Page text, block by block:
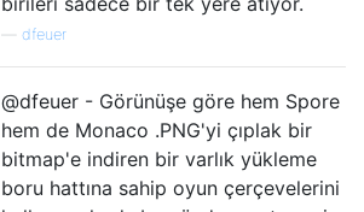
dfeuer
@dfeuer - Görünüşe göre hem Spore
hem de Monaco .PNG'yi çıplak bir
bitmap'e indiren bir varlık yükleme
boru hattına sahip oyun çerçevelerini